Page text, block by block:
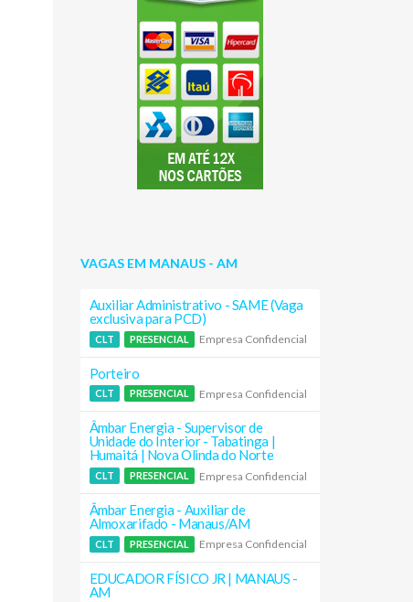
VAGAS EM MANAUS - AM
Auxiliar Administrativo - SAME (Vaga
exclusiva para PCD)
CLT PRESENCIAL Empresa Confidencial
Porteiro
CLT PRESENCIAL Empresa Confidencial
Âmbar Energia - Supervisor de
Unidade do Interior - Tabatinga |
Humaitá | Nova Olinda do Norte
CLT PRESENCIAL Empresa Confidencial
Âmbar Energia - Auxiliar de
Almoxarifado - Manaus/AM
CLT PRESENCIAL Empresa Confidencial
EDUCADOR FÍSICO JR | MANAUS -
AM